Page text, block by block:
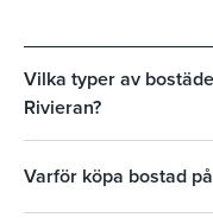
Vilka typer av
Rivieran?
Varför köpa bostad